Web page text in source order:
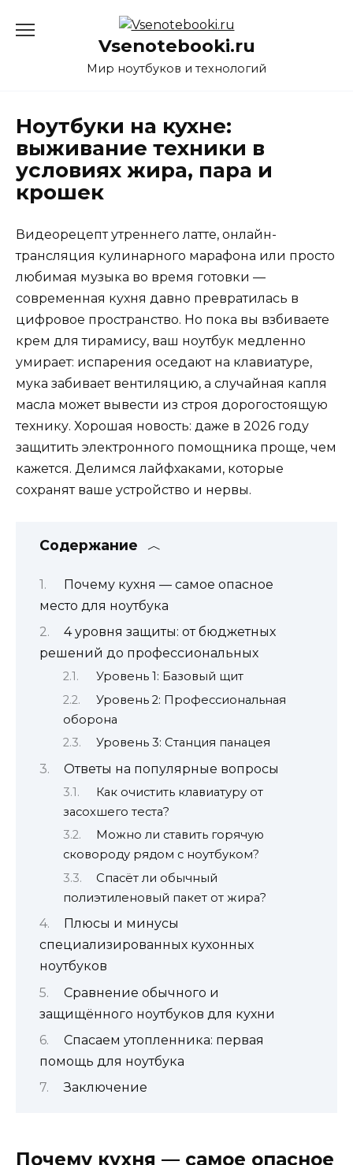
Vsenotebooki.ru
Мир ноутбуков и технологий
Ноутбуки на кухне:
выживание техники в
условиях жира, пара и
крошек
Видеорецепт утреннего латте, онлайн-
трансляция кулинарного марафона или просто
любимая музыка во время готовки —
современная кухня давно превратилась в
цифровое пространство. Но пока вы взбиваете
крем для тирамису, ваш ноутбук медленно
умирает: испарения оседают на клавиатуре,
мука забивает вентиляцию, а случайная капля
масла может вывести из строя дорогостоящую
технику. Хорошая новость: даже в 2026 году
защитить электронного помощника проще, чем
кажется. Делимся лайфхаками, которые
сохранят ваше устройство и нервы.
Содержание
Почему кухня — самое опасное
место для ноутбука
4 уровня защиты: от бюджетных
решений до профессиональных
Уровень 1: Базовый щит
Уровень 2: Профессиональная
оборона
Уровень 3: Станция панацея
Ответы на популярные вопросы
Как очистить клавиатуру от
засохшего теста?
Можно ли ставить горячую
сковороду рядом с ноутбуком?
Спасёт ли обычный
полиэтиленовый пакет от жира?
Плюсы и минусы
специализированных кухонных
ноутбуков
Сравнение обычного и
защищённого ноутбуков для кухни
Спасаем утопленника: первая
помощь для ноутбука
Заключение
Почему кухня — самое опасное